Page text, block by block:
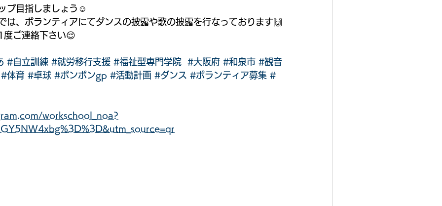
プ目指しましょう☺️
は、ボランティアにてダンスの披露や歌の披露を行なっております🙌
度ご連絡下さい😌
#自立訓練 #就労移行支援 #福祉型専門学院 #大阪府 #和泉市 #観音
#体育 #卓球 #ポンポンgp #活動計画 #ダンス #ボランティア募集 #
workschool_noa?